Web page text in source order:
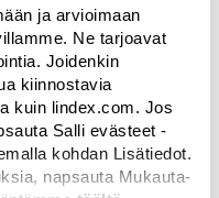
ja arvioimaan
Ne tarjoavat
Joidenkin
kiinnostavia
kuin lindex.com. Jos
Salli evästeet -
kohdan Lisätiedot.
napsauta Mukauta-
Syöpäsäätiön
lahjoittamalla
rintaliiveistä
levitti kampanjan
tunnusmerkkiä,